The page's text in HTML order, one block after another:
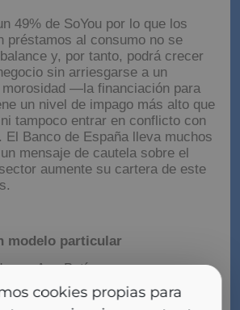
cookies propias para
49% de SoYou por lo que los
préstamos al consumo no se
y, por tanto, podrá crecer
sin arriesgarse a un
morosidad —la financiación para
un nivel de impago más alto que
tampoco entrar en conflicto con
El Banco de España lleva muchos
mensaje de cautela sobre el
aumente su cartera de este
modelo particular
por Ana Botín se expone a
forma diferente a sus
de Caixabank o BBVA, el